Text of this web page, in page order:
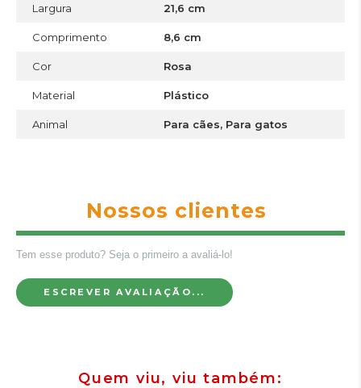
Largura 21,6 cm
Comprimento 8,6 cm
Cor Rosa
Material Plástico
Animal Para cães, Para gatos
Nossos clientes
Tem esse produto? Seja o primeiro a avaliá-lo!
ESCREVER AVALIAÇÃO...
Quem viu, viu também